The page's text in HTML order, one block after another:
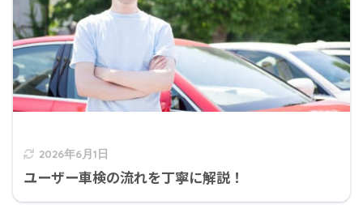
2026年6月1日
ユーザー車検の流れを丁寧に解説！